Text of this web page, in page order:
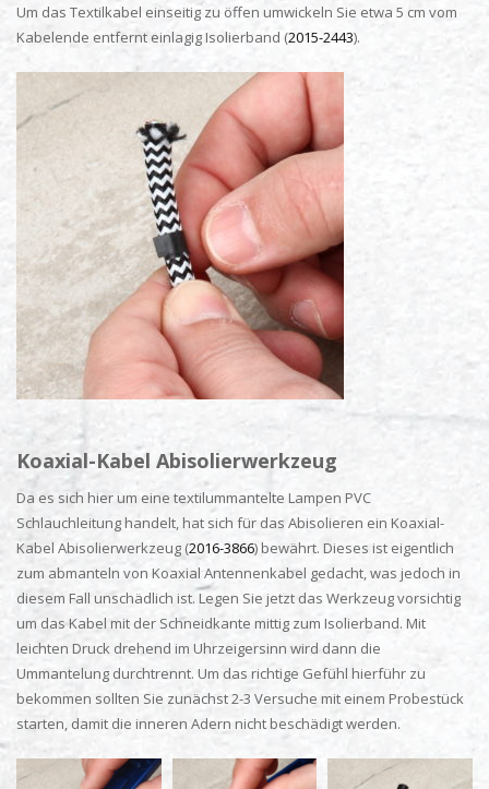
Um das Textilkabel einseitig zu öffen umwickeln Sie etwa 5 cm vom
Kabelende entfernt einlagig Isolierband (2015-2443).
Koaxial-Kabel Abisolierwerkzeug
Da es sich hier um eine textilummantelte Lampen PVC
Schlauchleitung handelt, hat sich für das Abisolieren ein Koaxial-
Kabel Abisolierwerkzeug (2016-3866) bewährt. Dieses ist eigentlich
zum abmanteln von Koaxial Antennenkabel gedacht, was jedoch in
diesem Fall unschädlich ist. Legen Sie jetzt das Werkzeug vorsichtig
um das Kabel mit der Schneidkante mittig zum Isolierband. Mit
leichten Druck drehend im Uhrzeigersinn wird dann die
Ummantelung durchtrennt. Um das richtige Gefühl hierführ zu
bekommen sollten Sie zunächst 2-3 Versuche mit einem Probestück
starten, damit die inneren Adern nicht beschädigt werden.